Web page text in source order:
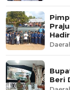
Beri